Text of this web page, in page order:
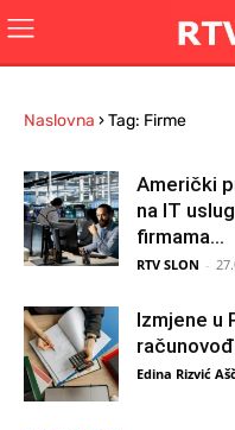
Naslovna ›Tag: Firme
Američki
na IT
firmama...
RTV SLON -
Izmjene u
Edina Rizvić